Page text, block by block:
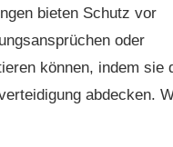
bieten Schutz vor
oder
können, indem sie
abdecken.